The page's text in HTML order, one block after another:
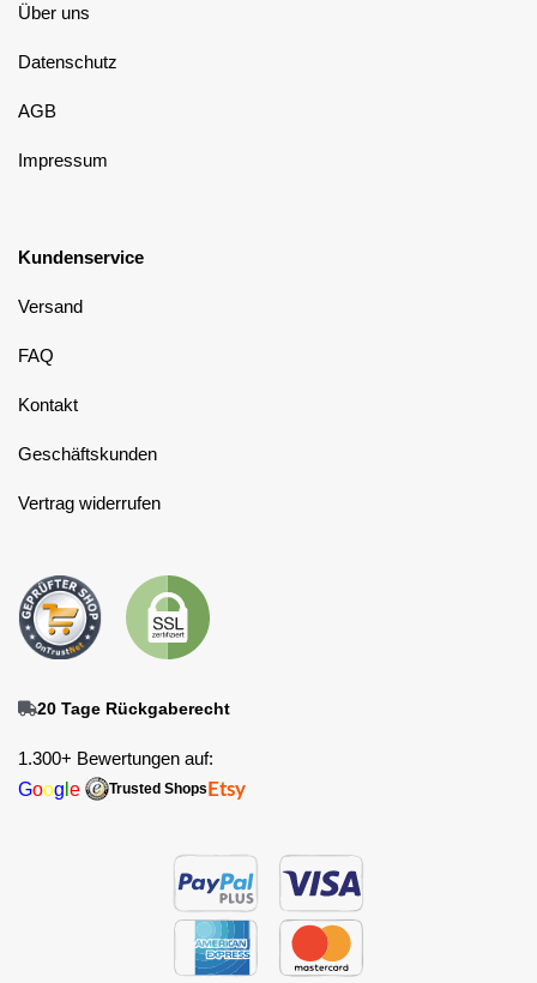
Über uns
Datenschutz
AGB
Impressum
Kundenservice
Versand
FAQ
Kontakt
Geschäftskunden
Vertrag widerrufen
20 Tage Rückgaberecht
1.300+ Bewertungen auf:
Goog e Trusted Shops Etsy